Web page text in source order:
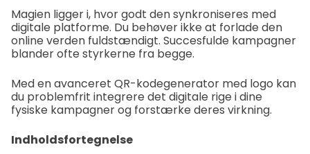
Magien ligger i, hvor godt den synkroniseres med
digitale platforme. Du behøver ikke at forlade den
online verden fuldstændigt. Succesfulde kampagner
blander ofte styrkerne fra begge.
Med en avanceret QR-kodegenerator med logo kan
du problemfrit integrere det digitale rige i dine
fysiske kampagner og forstærke deres virkning.
Indholdsfortegnelse